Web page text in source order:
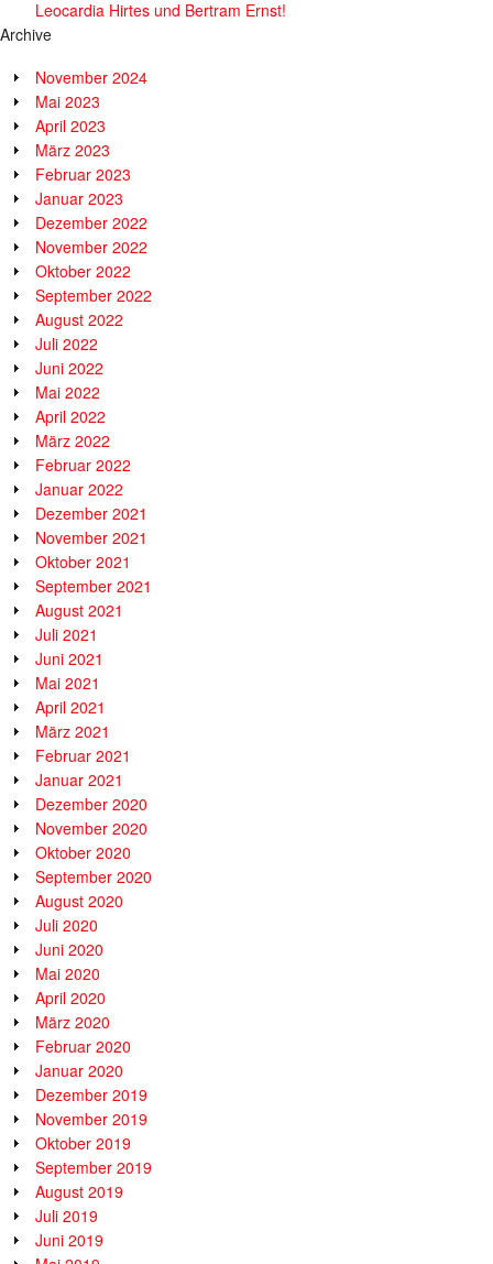
Leocardia Hirtes und Bertram Ernst!
Archive
November 2024
Mai 2023
April 2023
März 2023
Februar 2023
Januar 2023
Dezember 2022
November 2022
Oktober 2022
September 2022
August 2022
Juli 2022
Juni 2022
Mai 2022
April 2022
März 2022
Februar 2022
Januar 2022
Dezember 2021
November 2021
Oktober 2021
September 2021
August 2021
Juli 2021
Juni 2021
Mai 2021
April 2021
März 2021
Februar 2021
Januar 2021
Dezember 2020
November 2020
Oktober 2020
September 2020
August 2020
Juli 2020
Juni 2020
Mai 2020
April 2020
März 2020
Februar 2020
Januar 2020
Dezember 2019
November 2019
Oktober 2019
September 2019
August 2019
Juli 2019
Juni 2019